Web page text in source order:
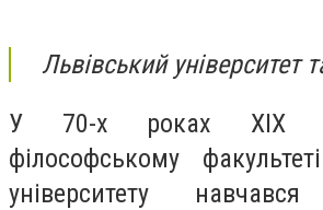
Львівський університет
У 70-х роках XIX
філософському
університету навчався